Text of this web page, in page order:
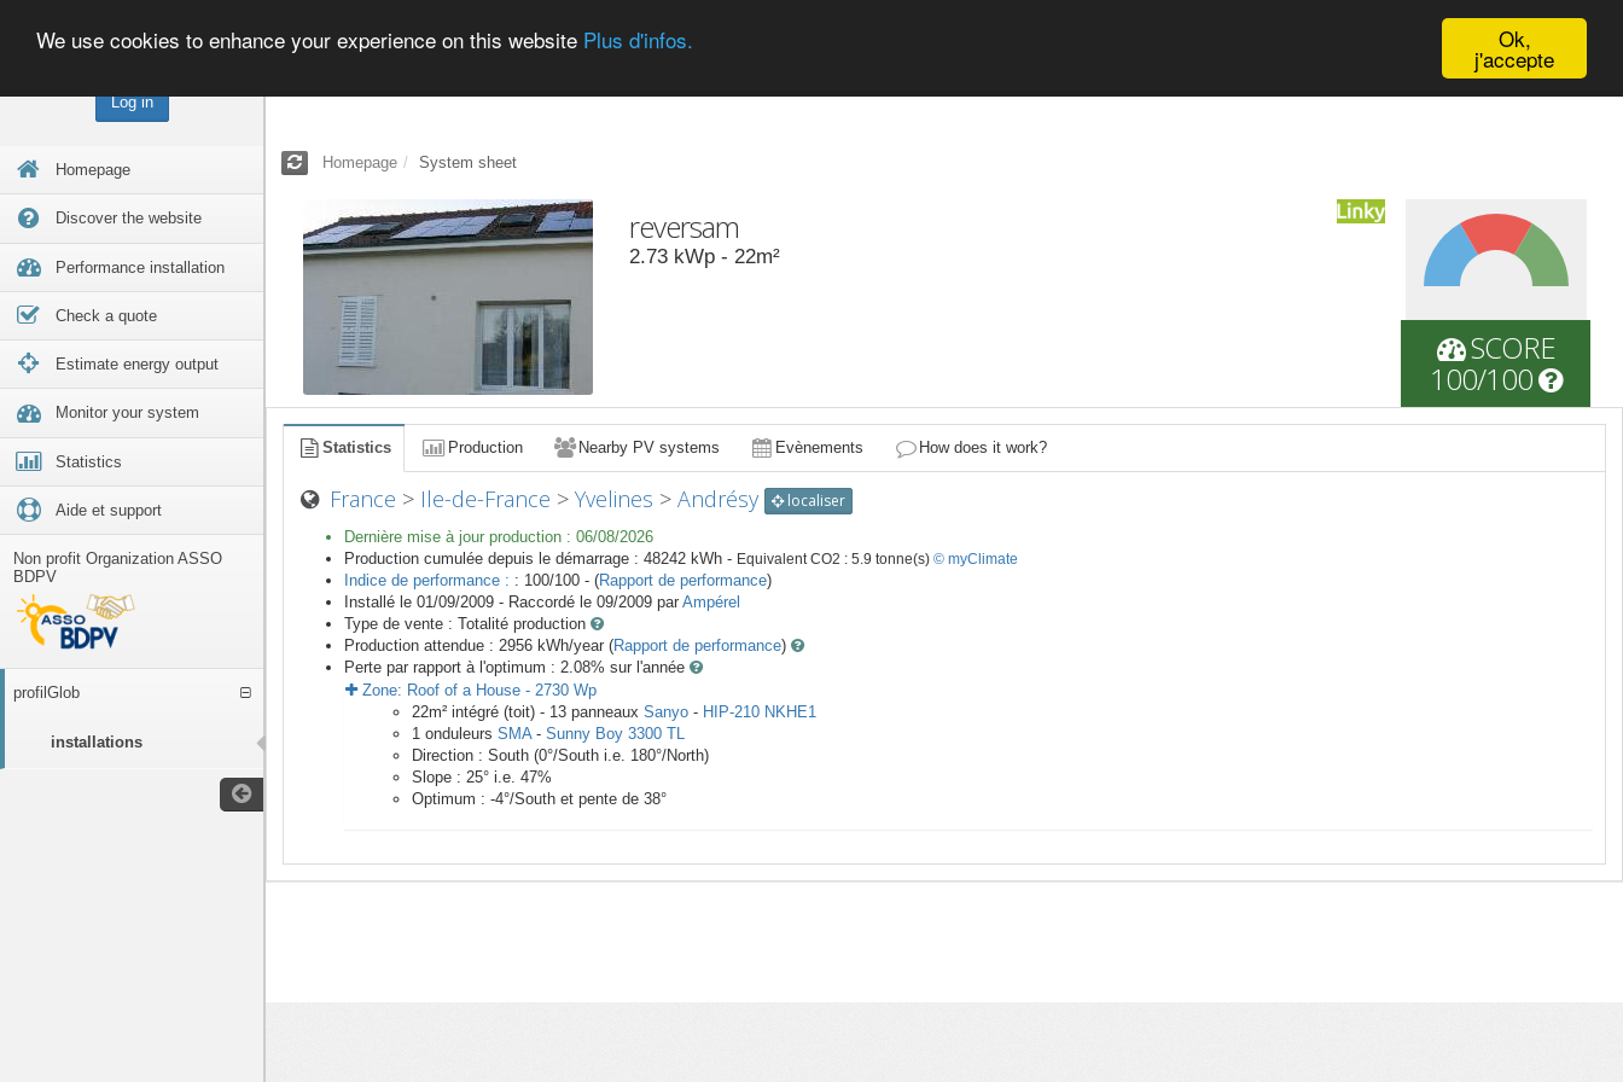
Log in
Homepage
Discover the website
Performance installation
Check a quote
Estimate energy output
Monitor your system
Statistics
Aide et support
Non profit Organization ASSO
BDPV
profilGlob
installations
Ok,
j'accepte
We use cookies to enhance your experience on this website Plus d'infos.
Homepage System sheet
reversam
2.73 kWp - 22m²
SCORE
100/100
Statistics Production Nearby PV systems Evènements How does it work?
France > Ile-de-France >Yvelines >Andrésy localiser
Dernière mise à jour production : 06/08/2026
Production cumulée depuis le démarrage : 48242 kWh - Equivalent CO2 : 5.9 tonne(s) © myClimate
Indice de performance : : 100/100 - (Rapport de performance)
Installé le 01/09/2009 - Raccordé le 09/2009 par Ampérel
Type de vente : Totalité production
Production attendue : 2956 kWh/year (Rapport de performance)
Perte par rapport à l'optimum : 2.08% sur l'année
Zone: Roof of a House - 2730 Wp
22m² intégré (toit) - 13 panneaux Sanyo - HIP-210 NKHE1
1 onduleurs SMA- Sunny Boy 3300 TL
Direction : South (0°/South i.e. 180°/North)
Slope : 25° i.e. 47%
Optimum : -4°/South et pente de 38°